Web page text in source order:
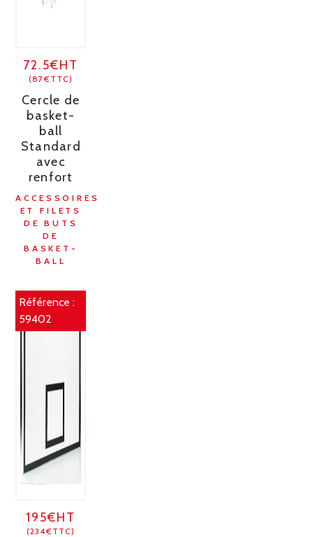
72.5€HT
(87€TTC)
Cercle de
basket-
ball
Standard
avec
renfort
ACCESSOIRES
ET FILETS
DE BUTS
DE
BASKET-
BALL
Référence :
59402
195€HT
(234€TTC)